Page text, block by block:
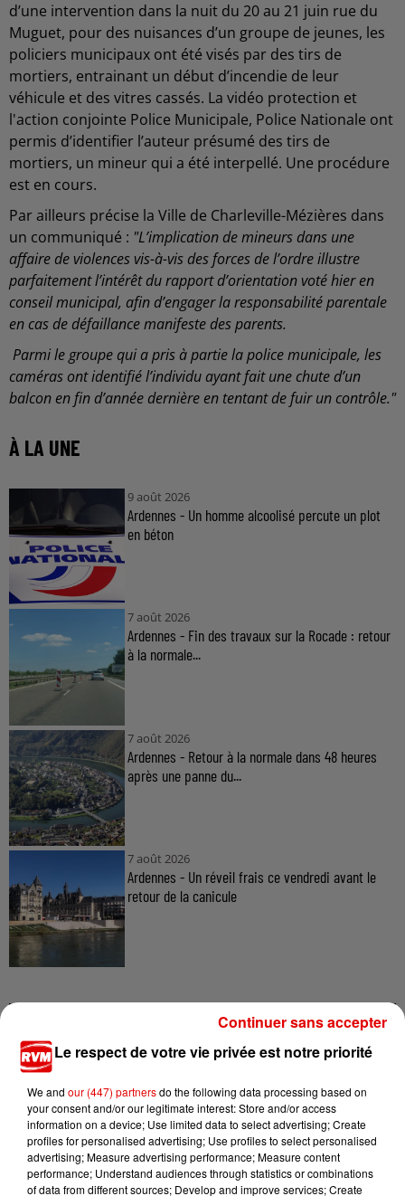
d’une intervention dans la nuit du 20 au 21 juin rue du
Muguet, pour des nuisances d’un groupe de jeunes, les
policiers municipaux ont été visés par des tirs de
mortiers, entrainant un début d’incendie de leur
véhicule et des vitres cassés. La vidéo protection et
l'action conjointe Police Municipale, Police Nationale ont
permis d’identifier l’auteur présumé des tirs de
mortiers, un mineur qui a été interpellé. Une procédure
est en cours.
Par ailleurs précise la Ville de Charleville-Mézières dans
un communiqué : "L’implication de mineurs dans une
affaire de violences vis-à-vis des forces de l’ordre illustre
parfaitement l’intérêt du rapport d’orientation voté hier en
conseil municipal, afin d’engager la responsabilité parentale
en cas de défaillance manifeste des parents.
Parmi le groupe qui a pris à partie la police municipale, les
caméras ont identifié l’individu ayant fait une chute d’un
balcon en fin d’année dernière en tentant de fuir un contrôle."
À LA UNE
9 août 2026
Ardennes - Un homme alcoolisé percute un plot
en béton
7 août 2026
Ardennes - Fin des travaux sur la Rocade : retour
à la normale...
7 août 2026
Ardennes - Retour à la normale dans 48 heures
après une panne du...
7 août 2026
Ardennes - Un réveil frais ce vendredi avant le
retour de la canicule
TITRES DIFFUSÉS
7h33
7h33 7h27
7h27 7h24
7h24
Le respect de votre vie privée est notre priorité
We and our (447) partnersdo the following data processing based on
your consent and/or our legitimate interest: Store and/or access
information on a device; Use limited data to select advertising; Create
profiles for personalised advertising; Use profiles to select personalised
advertising; Measure advertising performance; Measure content
performance; Understand audiences through statistics or combinations
of data from different sources; Develop and improve services; Create
Continuer sans accepter